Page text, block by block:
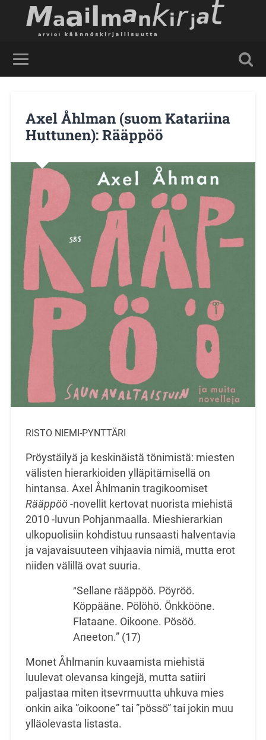
Axel Åhlman (suom Katariina
Huttunen): Rääppöö
RISTO NIEMI-PYNTTÄRI
Pröystäilyä ja keskinäistä tönimistä: miesten
välisten hierarkioiden ylläpitämisellä on
hintansa. Axel Åhlmanin tragikoomiset
Rääppöö-novellit kertovat nuorista miehistä
2010 -luvun Pohjanmaalla. Mieshierarkian
ulkopuolisiin kohdistuu runsaasti halventavia
ja vajavaisuuteen vihjaavia nimiä, mutta erot
niiden välillä ovat suuria.
”Sellane rääppöö. Pöyröö.
Köppääne. Pölöhö. Önkkööne.
Flataane. Oikoone. Pösöö.
Aneeton.” (17)
Monet Åhlmanin kuvaamista miehistä
luulevat olevansa kingejä, mutta satiiri
paljastaa miten itsevrmuutta uhkuva mies
onkin aika ”oikoone” tai ”pössö” tai jokin muu
ylläolevasta listasta.